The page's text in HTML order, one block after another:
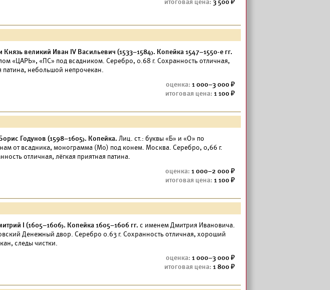
3 500
Князь великий Иван IV Васильевич (1533–1584). Копейка 1547–1550-е гг.
«ЦАРЬ», «ПС» под всадником. Серебро, 0.68 г. Сохранность отличная,
патина, небольшой непрочекан.
1 000–3 000
1 100
Годунов (1598–1605). Копейка. Лиц. ст.: буквы «Б» и «О» по
от всадника, монограмма (Мо) под конем. Москва. Серебро, 0,66 г.
отличная, лёгкая приятная патина.
1 000–2 000
1 100
I (1605–1606). Копейка 1605–1606 гг. с именем Дмитрия Ивановича.
Денежный двор. Серебро 0.63 г. Сохранность отличная, хороший
следы чистки.
1 000–3 000
1 800